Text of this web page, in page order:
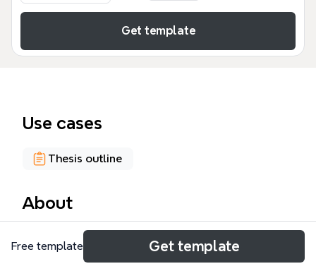
Get template
Use cases
Thesis outline
About
La relation d'aide est un concept central dans les
soins infirmiers, particulièrement auprès des
Free template Get template